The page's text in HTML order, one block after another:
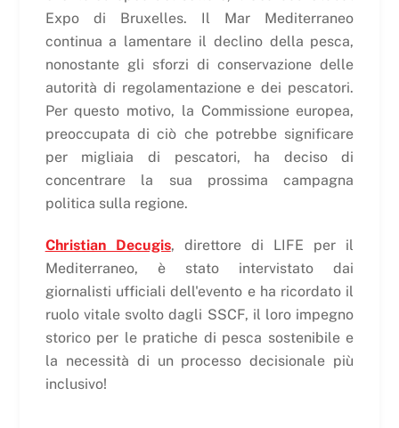
Expo di Bruxelles. Il Mar Mediterraneo
continua a lamentare il declino della pesca,
nonostante gli sforzi di conservazione delle
autorità di regolamentazione e dei pescatori.
Per questo motivo, la Commissione europea,
preoccupata di ciò che potrebbe significare
per migliaia di pescatori, ha deciso di
concentrare la sua prossima campagna
politica sulla regione.
Christian Decugis, direttore di LIFE per il
Mediterraneo, è stato intervistato dai
giornalisti ufficiali dell'evento e ha ricordato il
ruolo vitale svolto dagli SSCF, il loro impegno
storico per le pratiche di pesca sostenibile e
la necessità di un processo decisionale più
inclusivo!